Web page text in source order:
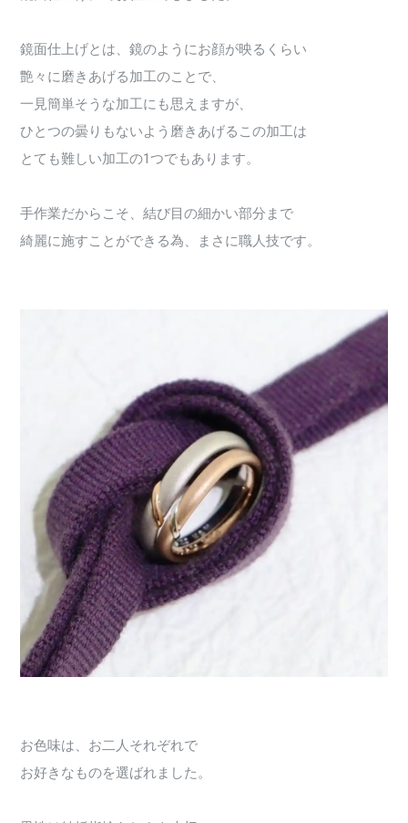
鏡面仕上げとは、鏡のようにお顔が映るくらい
艶々に磨きあげる加工のことで、
一見簡単そうな加工にも思えますが、
ひとつの曇りもないよう磨きあげるこの加工は
とても難しい加工の1つでもあります。
手作業だからこそ、結び目の細かい部分まで
綺麗に施すことができる為、まさに職人技です。
お色味は、お二人それぞれで
お好きなものを選ばれました。